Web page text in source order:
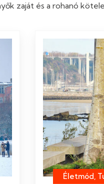
zaját és a rohanó
Életmód,